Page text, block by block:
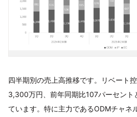
四半期別の売上高推移です。リベート
3,300万円、前年同期比107パーセント
ています。特に主力であるODMチャネ